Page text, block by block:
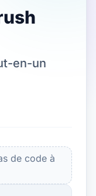
en-un
de code à